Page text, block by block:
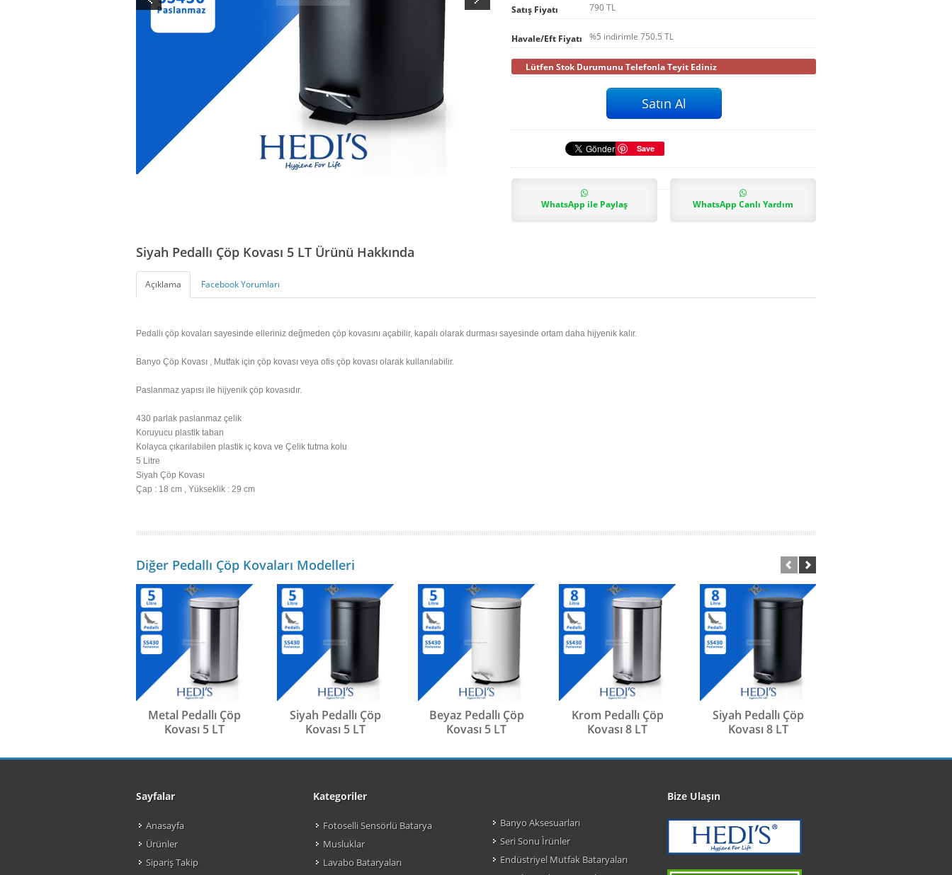
Satış Fiyatı 790 TL
Havale/Eft Fiyatı %5 indirimle 750.5 TL
Lütfen Stok Durumunu Telefonla Teyit Ediniz
Save
WhatsApp ile Paylaş WhatsApp Canlı Yardım
Siyah Pedallı Çöp Kovası 5 LT Ürünü Hakkında
Açıklama Facebook Yorumları
Pedallı çöp kovaları sayesinde elleriniz değmeden çöp kovasını açabilir, kapalı olarak durması sayesinde ortam daha hijyenik kalır.
Banyo Çöp Kovası , Mutfak için çöp kovası veya ofis çöp kovası olarak kullanılabilir.
Paslanmaz yapısı ile hijyenik çöp kovasıdır.
430 parlak paslanmaz çelik
Koruyucu plastik taban
Kolayca çıkarılabilen plastik iç kova ve Çelik tutma kolu
5 Litre
Siyah Çöp Kovası
Çap : 18 cm , Yükseklik : 29 cm
Diğer Pedallı Çöp Kovaları Modelleri
Metal Pedallı Çöp
Kovası 5 LT
Siyah Pedallı Çöp
Kovası 5 LT
Beyaz Pedallı Çöp
Kovası 5 LT
Krom Pedallı Çöp
Kovası 8 LT
Siyah Pedallı Çöp
Kovası 8 LT
Sayfalar
Anasayfa
Ürünler
Sipariş Takip
Kategoriler
Fotoselli Sensörlü Batarya
Musluklar
Lavabo Bataryaları
Banyo Aksesuarları
Seri Sonu Ìrünler
Endüstriyel Mutfak Bataryaları
Bize Ulaşın